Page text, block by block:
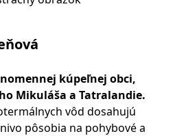
kúpeľnej obci,
Mikuláša a Tatralandie.
vôd dosahujú
pôsobia na pohybové a